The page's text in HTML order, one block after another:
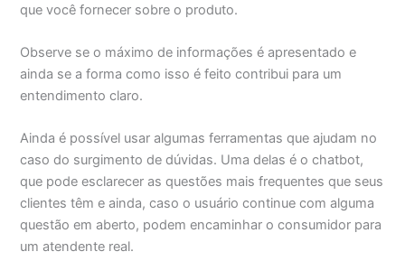
que você fornecer sobre o produto.
Observe se o máximo de informações é apresentado e
ainda se a forma como isso é feito contribui para um
entendimento claro.
Ainda é possível usar algumas ferramentas que ajudam no
caso do surgimento de dúvidas. Uma delas é o chatbot,
que pode esclarecer as questões mais frequentes que seus
clientes têm e ainda, caso o usuário continue com alguma
questão em aberto, podem encaminhar o consumidor para
um atendente real.